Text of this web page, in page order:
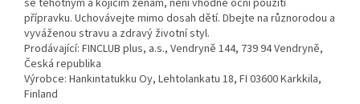
se těhotným a kojícím ženám, není vhodné oční použití
přípravku. Uchovávejte mimo dosah dětí. Dbejte na různorodou a
vyváženou stravu a zdravý životní styl.
Prodávající: FINCLUB plus, a.s., Vendryně 144, 739 94 Vendryně,
Česká republika
Výrobce: Hankintatukku Oy, Lehtolankatu 18, FI 03600 Karkkila,
Finland